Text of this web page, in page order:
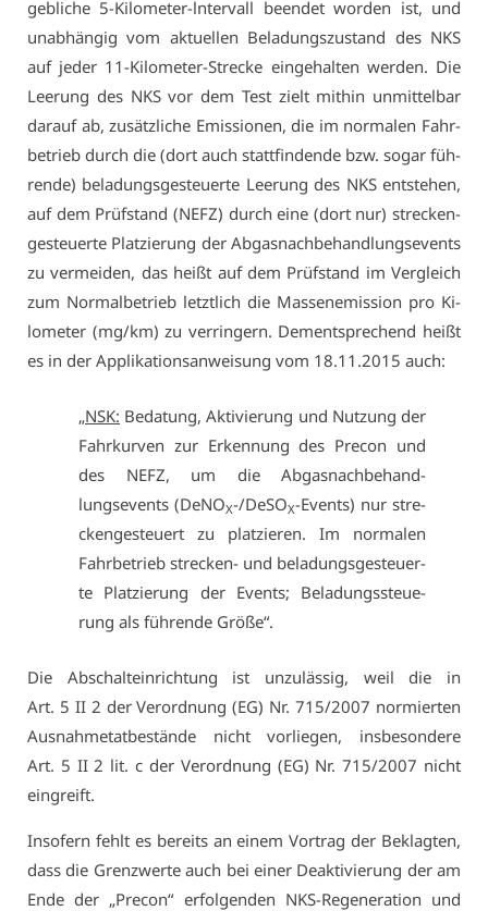
geb­li­che 5-Ki­lo­me­ter-ln­ter­vall be­en­det wor­den ist, und
un­ab­hän­gig vom ak­tu­el­len Be­la­dungs­zu­stand des NKS
auf je­der 11-Ki­lo­me­ter-Stre­cke ein­ge­hal­ten wer­den. Die
Lee­rung des NKS vor dem Test zielt mit­hin un­mit­tel­bar
dar­auf ab, zu­sätz­li­che Emis­sio­nen, die im nor­ma­len Fahr­
be­trieb durch die (dort auch statt­fin­den­de bzw. so­gar füh­
ren­de) be­la­dungs­ge­steu­er­te Lee­rung des NKS ent­ste­hen,
auf dem Prüf­stand (NEFZ) durch ei­ne (dort nur) stre­cken­
ge­steu­er­te Plat­zie­rung der Ab­gas­nach­be­hand­lungsevents
zu ver­mei­den, das heißt auf dem Prüf­stand im Ver­gleich
zum Nor­mal­be­trieb letzt­lich die Mas­se­n­emis­si­on pro Ki­
lo­me­ter (mg/km) zu ver­rin­gern. Dem­entspre­chend heißt
es in der Ap­pli­ka­ti­ons­an­wei­sung vom 18.11.2015 auch:
„NSK: Be­da­tung, Ak­ti­vie­rung und Nut­zung der
Fahr­kur­ven zur Er­ken­nung des Pre­con und
des NEFZ, um die Ab­gas­nach­be­hand­
lungsevents (De­NOX-/De­SOX-Events) nur stre­
cken­ge­steu­ert zu plat­zie­ren. Im nor­ma­len
Fahr­be­trieb stre­cken- und be­la­dungs­ge­steu­er­
te Plat­zie­rung der Events; Be­la­dungs­steue­
rung als füh­ren­de Grö­ße“.
Die Ab­schalt­ein­rich­tung ist un­zu­läs­sig, weil die in
Art. 5 II 2 der Ver­ord­nung (EG) Nr. 715/2007 nor­mier­ten
Aus­nah­me­tat­be­stän­de nicht vor­lie­gen, ins­be­son­de­re
Art. 5 II 2 lit. c der Ver­ord­nung (EG) Nr. 715/2007 nicht
ein­greift.
In­so­fern fehlt es be­reits an ei­nem Vor­trag der Be­klag­ten,
dass die Grenz­wer­te auch bei ei­ner De­ak­ti­vie­rung der am
En­de der „Pre­con“ er­fol­gen­den NKS-Re­ge­ne­ra­ti­on und